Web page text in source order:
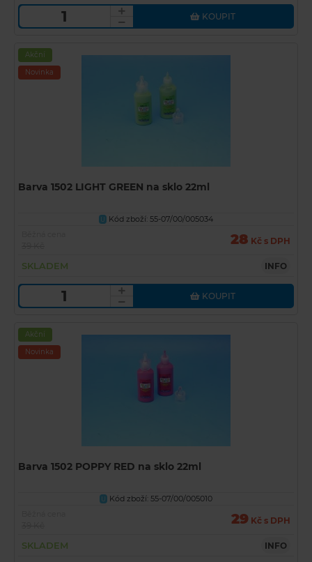
KOUPIT
Akční
Novinka
Barva 1502 LIGHT GREEN na sklo 22ml
U
Kód zboží: 55-07/00/005034
28 Kč s DPH
SKLADEM INFO
KOUPIT
Akční
Novinka
Barva 1502 POPPY RED na sklo 22ml
U
Kód zboží: 55-07/00/005010
29 Kč s DPH
SKLADEM INFO